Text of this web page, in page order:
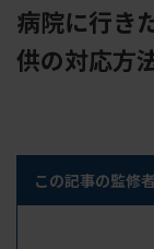
病院に行き
供の対応方
この記事の監修者